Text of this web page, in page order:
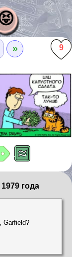
» 9
года
Garfield?